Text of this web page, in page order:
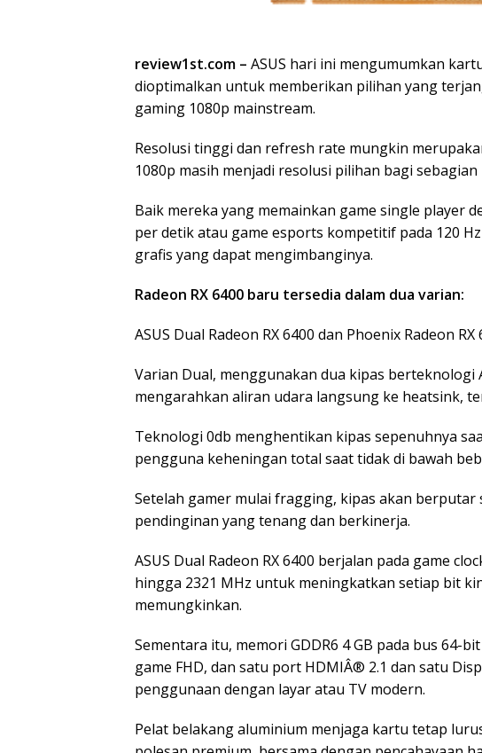
review1st.com – ASUS hari ini mengumumkan
dioptimalkan untuk memberikan pilihan yang
gaming 1080p mainstream.
Resolusi tinggi dan refresh rate mungkin
1080p masih menjadi resolusi pilihan bagi
Baik mereka yang memainkan game single player
per detik atau game esports kompetitif pada 120
grafis yang dapat mengimbanginya.
Radeon RX 6400 baru tersedia dalam dua varian:
ASUS Dual Radeon RX 6400 dan Phoenix Radeon RX
Varian Dual, menggunakan dua kipas
mengarahkan aliran udara langsung ke heatsink,
Teknologi 0db menghentikan kipas sepenuhnya
pengguna keheningan total saat tidak di bawah
Setelah gamer mulai fragging, kipas akan berputar
pendinginan yang tenang dan berkinerja.
ASUS Dual Radeon RX 6400 berjalan pada game
hingga 2321 MHz untuk meningkatkan setiap bit
memungkinkan.
Sementara itu, memori GDDR6 4 GB pada bus 64-
game FHD, dan satu port HDMIÂ® 2.1 dan satu
penggunaan dengan layar atau TV modern.
Pelat belakang aluminium menjaga kartu tetap